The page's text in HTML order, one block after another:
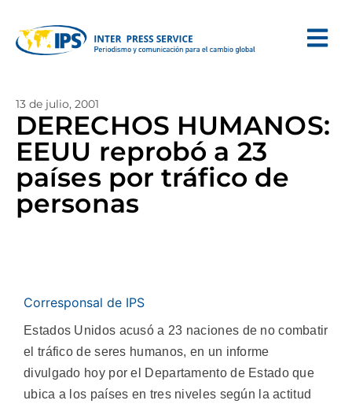
13 de julio, 2001
DERECHOS HUMANOS:
EEUU reprobó a 23
países por tráfico de
personas
Corresponsal de IPS
Estados Unidos acusó a 23 naciones de no combatir
el tráfico de seres humanos, en un informe
divulgado hoy por el Departamento de Estado que
ubica a los países en tres niveles según la actitud